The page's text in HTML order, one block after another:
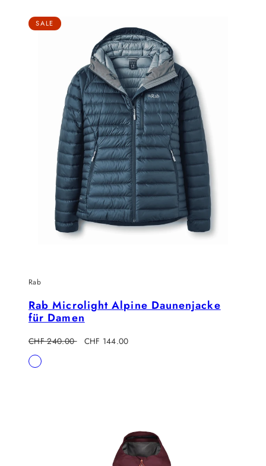
SALE
Rab
Rab Microlight Alpine Daunenjacke
für Damen
Regulärer
Preis
CHF 240.00 Verkaufspreis
CHF 144.00
Verfügbar
Tempest